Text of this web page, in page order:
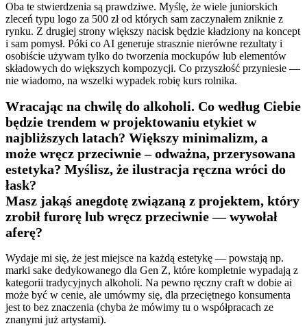
Oba te stwierdzenia są prawdziwe. Myślę, że wiele juniorskich
zleceń typu logo za 500 zł od których sam zaczynałem zniknie z
rynku. Z drugiej strony większy nacisk będzie kładziony na koncept
i sam pomysł. Póki co AI generuje strasznie nierówne rezultaty i
osobiście używam tylko do tworzenia mockupów lub elementów
składowych do większych kompozycji. Co przyszłość przyniesie —
nie wiadomo, na wszelki wypadek robię kurs rolnika.
Wracając na chwilę do alkoholi. Co według Ciebie
będzie trendem w projektowaniu etykiet w
najbliższych latach? Większy minimalizm, a
może wręcz przeciwnie – odważna, przerysowana
estetyka? Myślisz, że ilustracja ręczna wróci do
łask?
Masz jakąś anegdotę związaną z projektem, który
zrobił furorę lub wręcz przeciwnie — wywołał
aferę?
Wydaje mi się, że jest miejsce na każdą estetykę — powstają np.
marki sake dedykowanego dla Gen Z, które kompletnie wypadają z
kategorii tradycyjnych alkoholi. Na pewno ręczny craft w dobie ai
może być w cenie, ale umówmy się, dla przeciętnego konsumenta
jest to bez znaczenia (chyba że mówimy tu o współpracach ze
znanymi już artystami).